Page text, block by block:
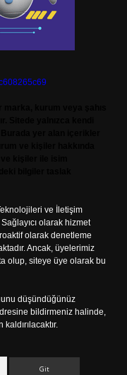
ve İletişim
olarak hizmet
olarak denetleme
Ancak, üyelerimiz
olup, siteye üye olarak bu
düşündüğünüz
bildirmeniz halinde,